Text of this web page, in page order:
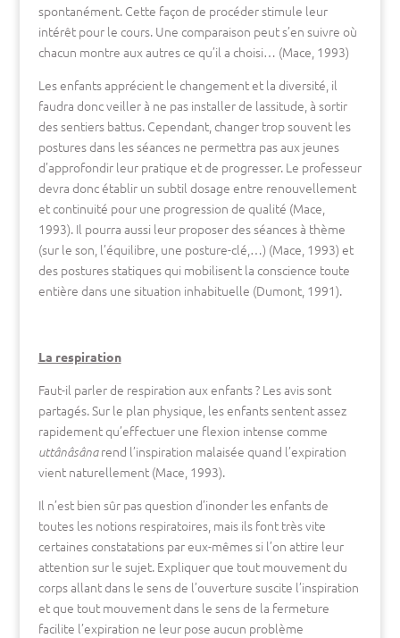
spontanément. Cette façon de procéder stimule leur
intérêt pour le cours. Une comparaison peut s’en suivre où
chacun montre aux autres ce qu’il a choisi… (Mace, 1993)
Les enfants apprécient le changement et la diversité, il
faudra donc veiller à ne pas installer de lassitude, à sortir
des sentiers battus. Cependant, changer trop souvent les
postures dans les séances ne permettra pas aux jeunes
d’approfondir leur pratique et de progresser. Le professeur
devra donc établir un subtil dosage entre renouvellement
et continuité pour une progression de qualité (Mace,
1993). Il pourra aussi leur proposer des séances à thème
(sur le son, l’équilibre, une posture-clé,…) (Mace, 1993) et
des postures statiques qui mobilisent la conscience toute
entière dans une situation inhabituelle (Dumont, 1991).
La respiration
Faut-il parler de respiration aux enfants ? Les avis sont
partagés. Sur le plan physique, les enfants sentent assez
rapidement qu’effectuer une flexion intense comme
uttânâsânarend l’inspiration malaisée quand l’expiration
vient naturellement (Mace, 1993).
Il n’est bien sûr pas question d’inonder les enfants de
toutes les notions respiratoires, mais ils font très vite
certaines constatations par eux-mêmes si l’on attire leur
attention sur le sujet. Expliquer que tout mouvement du
corps allant dans le sens de l’ouverture suscite l’inspiration
et que tout mouvement dans le sens de la fermeture
facilite l’expiration ne leur pose aucun problème